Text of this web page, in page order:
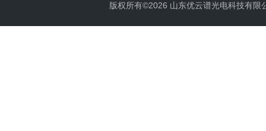
版权所有©2026 山东优云谱光电科技有